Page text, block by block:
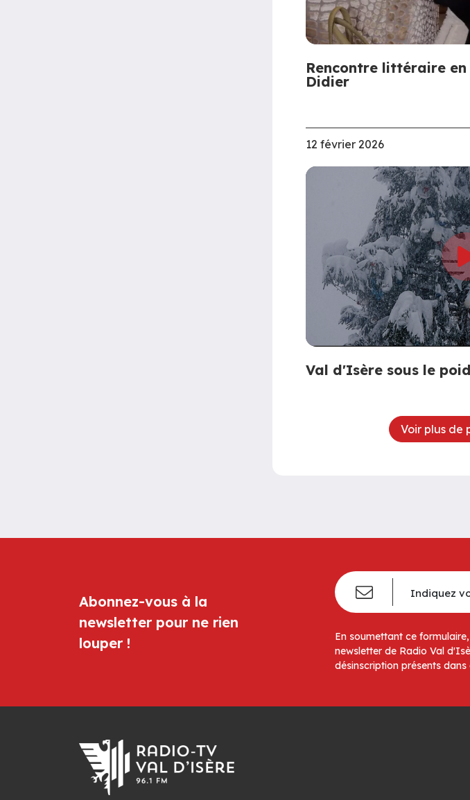
Rencontre littéraire en
Didier
12 février 2026
Val d'Isère sous le
Voir plus de
Abonnez-vous à la
newsletter pour ne rien
louper !
En soumettant ce
newsletter de Radio Val
désinscription présents